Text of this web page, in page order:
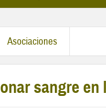
Asociaciones
sangre